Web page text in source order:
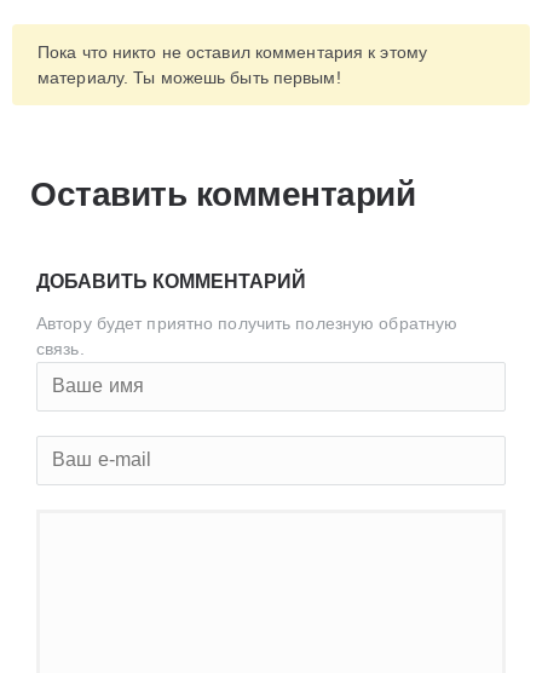
Пока что никто не оставил комментария к этому
материалу. Ты можешь быть первым!
Оставить комментарий
ДОБАВИТЬ КОММЕНТАРИЙ
Автору будет приятно получить полезную обратную
связь.